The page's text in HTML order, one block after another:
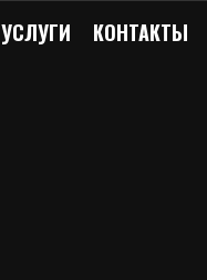
УСЛУГИ КОНТАКТЫ